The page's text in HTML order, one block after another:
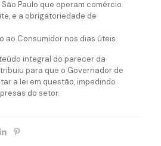
Paulo que operam comércio
e a obrigatoriedade de
ao Consumidor nos dias úteis.
integral do parecer da
para que o Governador de
a lei em questão, impedindo
do setor.